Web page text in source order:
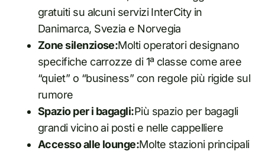
gratuiti su alcuni servizi InterCity in
Danimarca, Svezia e Norvegia
Zone silenziose:Molti operatori designano
specifiche carrozze di 1ª classe come aree
“quiet” o “business” con regole più rigide sul
rumore
Spazio per i bagagli:Più spazio per bagagli
grandi vicino ai posti e nelle cappelliere
Accesso alle lounge:Molte stazioni principali